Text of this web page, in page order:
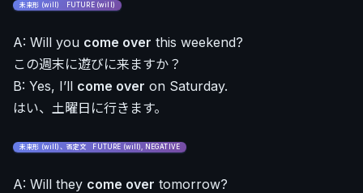
未来形 (will) FUTURE (will)
A: Will you come over this weekend?
この週末に遊びに来ますか？
B: Yes, I’ll come over on Saturday.
はい、土曜日に行きます。
未来形 (will)、否定文 FUTURE (will), NEGATIVE
A: Will they come over tomorrow?